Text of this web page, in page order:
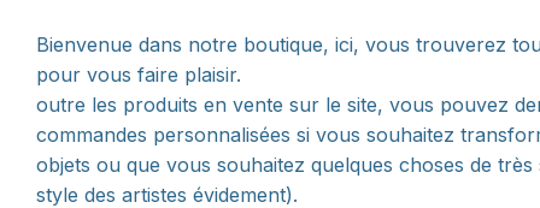
Bienvenue dans notre boutique, ici, vous trouverez
pour vous faire plaisir.
outre les produits en vente sur le site, vous pouvez
commandes personnalisées si vous souhaitez
objets ou que vous souhaitez quelques choses de très
style des artistes évidement).